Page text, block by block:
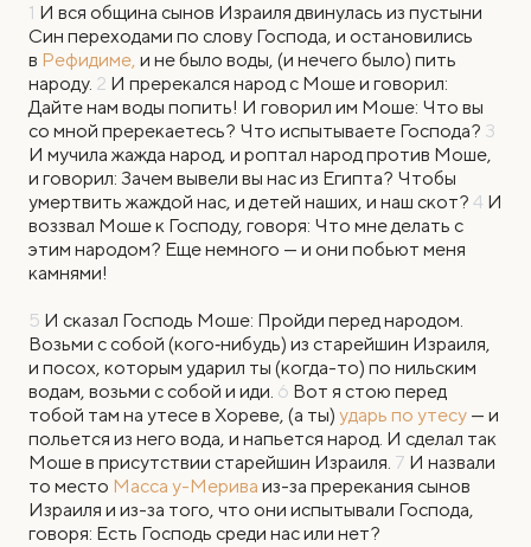
1 И вся община сынов Израиля двинулась из пустыни
Син переходами по слову Господа, и остановились
в Рефидиме, и не было воды, (и нечего было) пить
народу. 2 И пререкался народ с Моше и говорил:
Дайте нам воды попить! И говорил им Моше: Что вы
со мной пререкаетесь? Что испытываете Господа? 3
И мучила жажда народ, и роптал народ против Моше,
и говорил: Зачем вывели вы нас из Египта? Чтобы
умертвить жаждой нас, и детей наших, и наш скот? 4 И
воззвал Моше к Господу, говоря: Что мне делать с
этим народом? Еще немного — и они побьют меня
камнями!
5 И сказал Господь Моше: Пройди перед народом.
Возьми с собой (кого‑нибудь) из старейшин Израиля,
и посох, которым ударил ты (когда-то) по нильским
водам, возьми с собой и иди. 6 Вот я стою перед
тобой там на утесе в Хореве, (а ты) ударь по утесу — и
польется из него вода, и напьется народ. И сделал так
Моше в присутствии старейшин Израиля. 7 И назвали
то место Масса у-Мерива из-за пререкания сынов
Израиля и из-за того, что они испытывали Господа,
говоря: Есть Господь среди нас или нет?